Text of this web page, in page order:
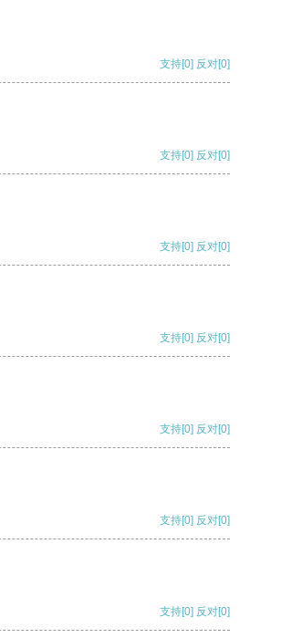
支持[0] 反对[0]
支持[0] 反对[0]
支持[0] 反对[0]
支持[0] 反对[0]
支持[0] 反对[0]
支持[0] 反对[0]
支持[0] 反对[0]